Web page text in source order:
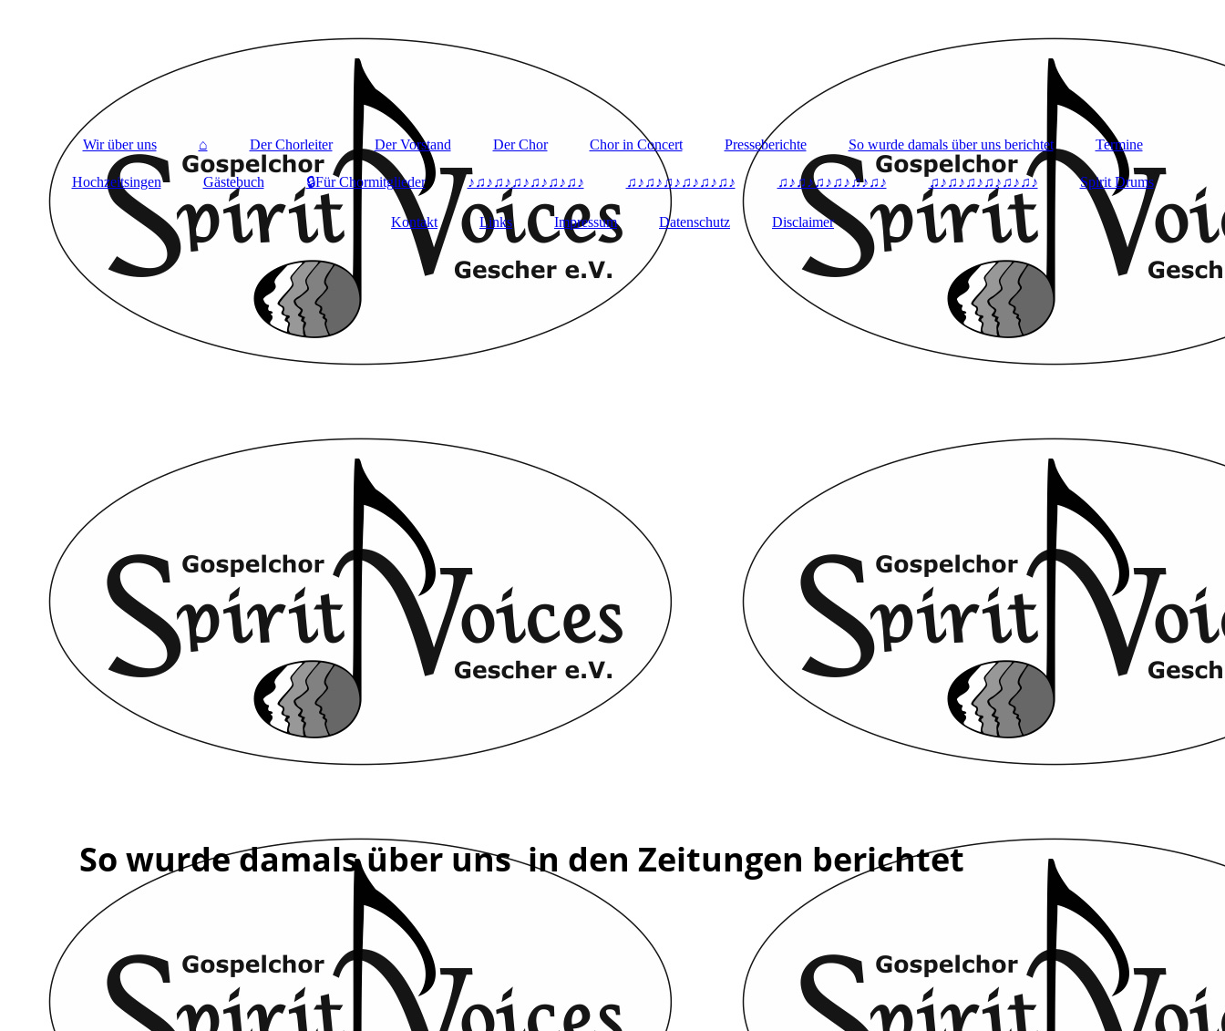
Wir über uns ⌂ Der Chorleiter Der Vorstand Der Chor Chor in Concert Presseberichte So wurde damals über uns berichtet Termine
Hochzeitsingen Gästebuch 🔒Für Chormitglieder ♪♫♪♫♪♫♪♫♪♫♪♫♪ ♫♪♫♪♫♪♫♪♫♪♫♪ ♫♪♫♪♫♪♫♪♫♪♫♪ ♫♪♫♪♫♪♫♪♫♪♫♪ Spirit Drums
Kontakt Links Impressum Datenschutz Disclaimer
So wurde damals über uns in den Zeitungen berichtet